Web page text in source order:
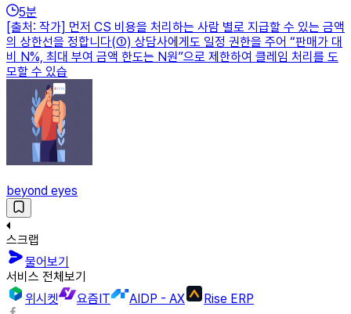
5분
[출처: 작가] 먼저 CS 비용을 처리하는 사람 별로 지급할 수 있는 금액
의 상한선을 정합니다(①) 상담사에게도 일정 권한을 주어 “판매가 대
비 N%, 최대 부여 금액 한도는 N원”으로 제한하여 클레임 처리를 도
모할 수 있습
beyond eyes
스크랩
물어보기
서비스 전체보기
위시켓
요즘IT AIDP - AX Rise ERP